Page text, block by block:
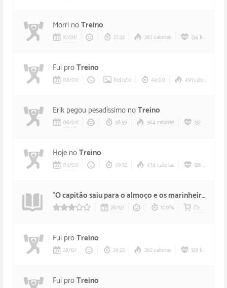
Morri noTreino
10/01/ 27:32 267 calorias 134 bpm
Fui proTreino
08/01/ Retrato 44:00 491 calorias
Erik pegou pesadíssimo noTreino
06/01/ 38:59 364 calorias 132 bpm
Hoje noTreino
04/01/ 49:32 434 calorias 126 bpm
“O capitão saiu para o almoço e os marinheiros tomaram conta do navio
3/5 estrelas
28/12/ 100% Comprar
Fui proTreino
28/12/ 29:22 262 calorias 129 bpm
Fui proTreino